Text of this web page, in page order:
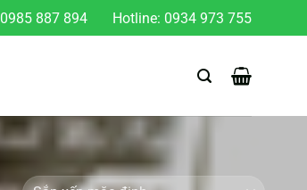
0985 887 894 Hotline: 0934 973 755